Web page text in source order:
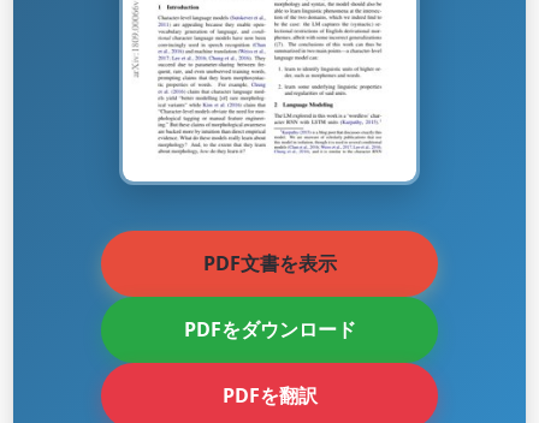
PDF文書を表示
PDFをダウンロード
PDFを翻訳